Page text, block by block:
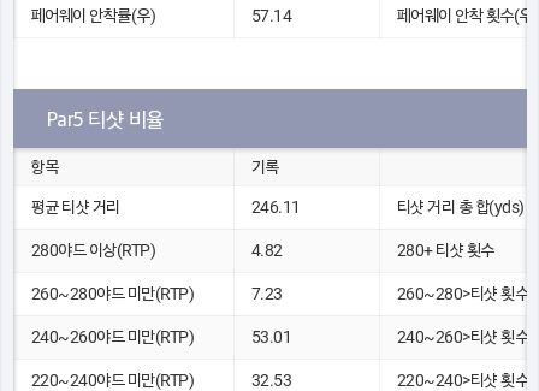
페어웨이 안착률(우) 57.14 페어웨이 안착 횟수(우)
Par5 티샷 비율
항목 기록
평균 티샷 거리 246.11 티샷 거리 총 합(yds)
280야드 이상(RTP) 4.82 280+ 티샷 횟수
260~280야드 미만(RTP) 7.23 260~280>티샷 횟수
240~260야드 미만(RTP) 53.01 240~260>티샷 횟수
220~240야드 미만(RTP) 32.53 220~240>티샷 횟수